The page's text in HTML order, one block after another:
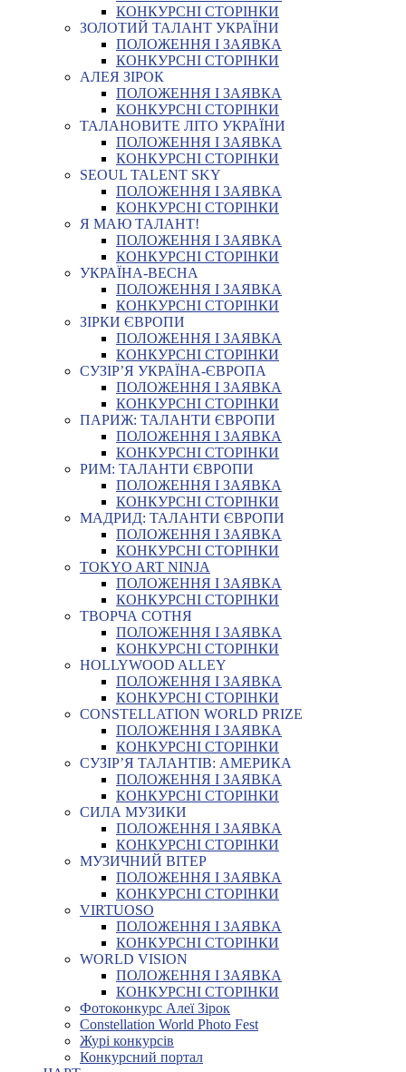
КОНКУРСНІ СТОРІНКИ
ЗОЛОТИЙ ТАЛАНТ УКРАЇНИ
ПОЛОЖЕННЯ І ЗАЯВКА
КОНКУРСНІ СТОРІНКИ
АЛЕЯ ЗІРОК
ПОЛОЖЕННЯ І ЗАЯВКА
КОНКУРСНІ СТОРІНКИ
ТАЛАНОВИТЕ ЛІТО УКРАЇНИ
ПОЛОЖЕННЯ І ЗАЯВКА
КОНКУРСНІ СТОРІНКИ
SEOUL TALENT SKY
ПОЛОЖЕННЯ І ЗАЯВКА
КОНКУРСНІ СТОРІНКИ
Я МАЮ ТАЛАНТ!
ПОЛОЖЕННЯ І ЗАЯВКА
КОНКУРСНІ СТОРІНКИ
УКРАЇНА-ВЕСНА
ПОЛОЖЕННЯ І ЗАЯВКА
КОНКУРСНІ СТОРІНКИ
ЗІРКИ ЄВРОПИ
ПОЛОЖЕННЯ І ЗАЯВКА
КОНКУРСНІ СТОРІНКИ
СУЗІР’Я УКРАЇНА-ЄВРОПА
ПОЛОЖЕННЯ І ЗАЯВКА
КОНКУРСНІ СТОРІНКИ
ПАРИЖ: ТАЛАНТИ ЄВРОПИ
ПОЛОЖЕННЯ І ЗАЯВКА
КОНКУРСНІ СТОРІНКИ
РИМ: ТАЛАНТИ ЄВРОПИ
ПОЛОЖЕННЯ І ЗАЯВКА
КОНКУРСНІ СТОРІНКИ
МАДРИД: ТАЛАНТИ ЄВРОПИ
ПОЛОЖЕННЯ І ЗАЯВКА
КОНКУРСНІ СТОРІНКИ
TOKYO ART NINJA
ПОЛОЖЕННЯ І ЗАЯВКА
КОНКУРСНІ СТОРІНКИ
ТВОРЧА СОТНЯ
ПОЛОЖЕННЯ І ЗАЯВКА
КОНКУРСНІ СТОРІНКИ
HOLLYWOOD ALLEY
ПОЛОЖЕННЯ І ЗАЯВКА
КОНКУРСНІ СТОРІНКИ
CONSTELLATION WORLD PRIZE
ПОЛОЖЕННЯ І ЗАЯВКА
КОНКУРСНІ СТОРІНКИ
СУЗІР’Я ТАЛАНТІВ: АМЕРИКА
ПОЛОЖЕННЯ І ЗАЯВКА
КОНКУРСНІ СТОРІНКИ
СИЛА МУЗИКИ
ПОЛОЖЕННЯ І ЗАЯВКА
КОНКУРСНІ СТОРІНКИ
МУЗИЧНИЙ ВІТЕР
ПОЛОЖЕННЯ І ЗАЯВКА
КОНКУРСНІ СТОРІНКИ
VIRTUOSO
ПОЛОЖЕННЯ І ЗАЯВКА
КОНКУРСНІ СТОРІНКИ
WORLD VISION
ПОЛОЖЕННЯ І ЗАЯВКА
КОНКУРСНІ СТОРІНКИ
Фотоконкурс Алеї Зірок
Constellation World Photo Fest
Журі конкурсів
Конкурсний портал